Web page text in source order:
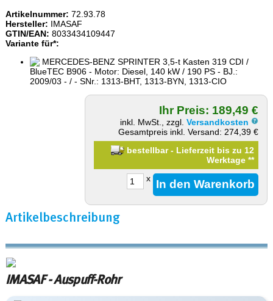
Artikelnummer: 72.93.78
Hersteller: IMASAF
GTIN/EAN: 8033434109447
Variante für*:
MERCEDES-BENZ SPRINTER 3,5-t Kasten 319 CDI /
BlueTEC B906 - Motor: Diesel, 140 kW / 190 PS - BJ.:
2009/03 - / - SNr.: 1313-BHT, 1313-BYN, 1313-CIO
Ihr Preis: 189,49 €
inkl. MwSt., zzgl.Versandkosten
Gesamtpreis inkl. Versand: 274,39 €
bestellbar - Lieferzeit bis zu 12
Werktage**
x
Artikelbeschreibung
IMASAF - Auspuff-Rohr